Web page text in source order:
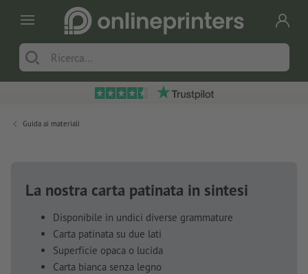
Guida ai materiali
La nostra carta patinata in sintesi
Disponibile in undici diverse grammature
Carta patinata su due lati
Superficie opaca o lucida
Carta bianca senza legno